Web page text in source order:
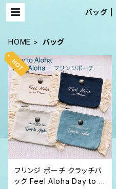
バッグ
HOME バッグ
フリンジ ポーチ クラッチバ
ッグ Feel Aloha Day to A